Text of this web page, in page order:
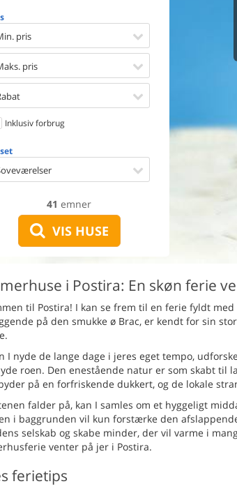
pris
pris
Inklusiv forbrug
41 emner
VIS HUSE
Aircondition
Ladestander til
i Postira: En skøn ferie
til Postira! I kan se frem til en ferie fyldt
på den smukke ø Brac, er kendt for sin
I nyde de lange dage i jeres eget tempo,
roen. Den enestående natur er som skabt til
på en forfriskende dukkert, og de lokale
falder på, kan I samles om et hyggeligt
i baggrunden vil kun forstærke den
selskab og skabe minder, der vil varme i
venter på jer i Postira.
ferietips